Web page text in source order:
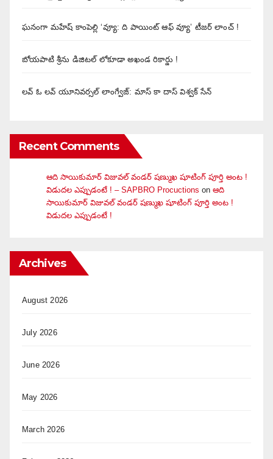
ఘనంగా మహేష్ కాంపెల్లి ‘వ్యూ: ది పాయింట్ ఆఫ్ వ్యూ’ టీజర్ లాంచ్ !
బోయపాటి శ్రీను డిజిటల్‌ లోకూడా అఖండ రికార్డు !
లవ్ ఓ లవ్ యూనివర్సల్ లాంగ్వేజ్‌: మాస్ కా దాస్ విశ్వక్ సేన్
Recent Comments
ఆది సాయికుమార్ విజువ‌ల్ వండ‌ర్ ష‌ణ్ముఖ షూటింగ్ పూర్తి అంట !
విడుదల ఎప్పుడంటే ! – SAPBRO Procuctions on ఆది
సాయికుమార్ విజువ‌ల్ వండ‌ర్ ష‌ణ్ముఖ షూటింగ్ పూర్తి అంట !
విడుదల ఎప్పుడంటే !
Archives
August 2026
July 2026
June 2026
May 2026
March 2026